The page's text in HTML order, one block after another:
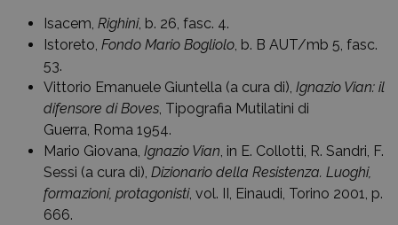
Isacem, Righini, b. 26, fasc. 4.
Istoreto, Fondo Mario Bogliolo, b. B AUT/mb 5, fasc.
53.
Vittorio Emanuele Giuntella (a cura di), Ignazio Vian: il
difensore di Boves, Tipografia Mutilatini di
Guerra, Roma 1954.
Mario Giovana, Ignazio Vian, in E. Collotti, R. Sandri, F.
Sessi (a cura di), Dizionario della Resistenza. Luoghi,
formazioni, protagonisti, vol. II, Einaudi, Torino 2001, p.
666.